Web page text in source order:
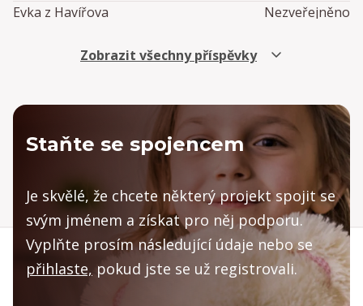
Evka z Havířova
Nezveřejněno
Michaela Kopalová
Freely Agency s.r.o.
Nezveřejněno
Evka z Havířova
Nezveřejněno
Evka z Havířova
Nezveřejněno
Nezveřejněno
Ondřej Vogeltanz
500 Kč
Zuzana Jandásková
500 Kč
Adéla Lindnerová
200 Kč
Justýna Jirásková
Nezveřejněno
Healthy dog
Nezveřejněno
200 Kč
Zobrazit všechny příspěvky
Staňte se spojencem
Je skvělé, že chcete některý projekt spojit se
svým jménem a získat pro něj podporu.
Vyplňte prosím následující údaje nebo se
přihlaste, pokud jste se už registrovali.